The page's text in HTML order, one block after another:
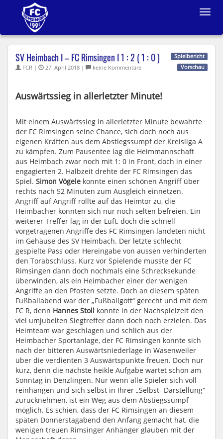
Toggle
SV Heimbach I – FC Rimsingen I 1 : 2 ( 1 : 0 )
Spielbericht
Vorschau
FCR | 27. April 2018 | keine Kommentare
Auswärtssieg in allerletzter Minute!
Mit einem Auswärtssieg in allerletzter Minute bewahrte
der FC Rimsingen seine Chance, sich doch noch aus
eigenen Kräften aus dem Abstiegssumpf der Kreisliga A
zu kämpfen. Zum Pausentee lag die Heimmannschaft
aus Heimbach zwar noch mit 1: 0 in Front, doch in einer
engagierten 2. Halbzeit drehte der FC Rimsingen das
Spiel. Simon Vögele konnte einen schönen Angriff über
rechts nach 52 Minuten zum Ausgleich einnetzen.
Angriff auf Angriff rollte auf das Heimtor zu, die
Heimbacher konnten sich nur noch selten befreien. Ein
weiterer Treffer lag in der Luft, doch die schnell
vorgetragenen Angriffe des FC Rimsingen landeten nicht
im Gehäuse des SV Heimbach. Der letzte schlecht
gespielte Pass oder Hereingabe von aussen verhinderten
den Torabschluss. Kurz vor Spielende musste der FC
Rimsingen dann doch nochmals eine Schrecksekunde
überwinden, als ein Heimbacher einer der wenigen
Angriffe an den Pfosten setzte. Doch an diesem späten
Fußballabend war der „Fußballgott“ gerecht und mit dem
FC R, denn Hannes Stoll konnte in der Nachspielzeit den
viel umjubelten Siegtreffer dann doch noch erzielen. Das
Heimteam war geschlagen und schlich aus der
Heimbacher Sportanlage, der FC Rimsingen konnte sich
nach der bitteren Auswärtsniederlage in Wasenweiler
über die verdienten 3 Auswärtspunkte freuen. Doch nur
kurz, denn die nächste heikle Aufgabe wartet schon am
Sonntag in Denzlingen. Nur wenn alle Spieler sich voll
reinhängen und sich selbst in Ihrer „Selbst- Darstellung“
zurücknehmen, ist ein Weg aus dem Abstiegssumpf
möglich. Es schien, dass der FC Rimsingen an diesem
späten Donnerstagabend den Anfang gemacht hat, die
wenigen treuen Rimsinger Anhänger glauben mit der